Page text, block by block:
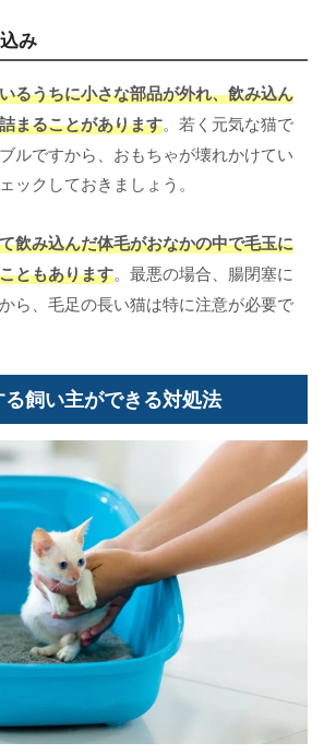
み
るうちに小さな部品が外れ、飲み込ん
まることがあります。若く元気な猫で
ルですから、おもちゃが壊れかけてい
ックしておきましょう。
飲み込んだ体毛がおなかの中で毛玉に
ともあります。最悪の場合、腸閉塞に
ら、毛足の長い猫は特に注意が必要で
飼い主ができる対処法